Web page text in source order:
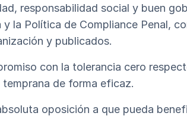
responsabilidad social y buen
la Política de Compliance Penal,
y publicados.
con la tolerancia cero
de forma eficaz.
oposición a que pueda